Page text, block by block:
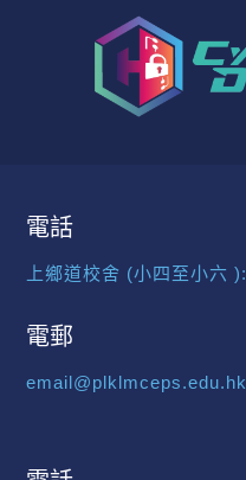
電話
上鄉道校舍 (小四至小六 ):
電郵
email@plklmceps.edu.hk